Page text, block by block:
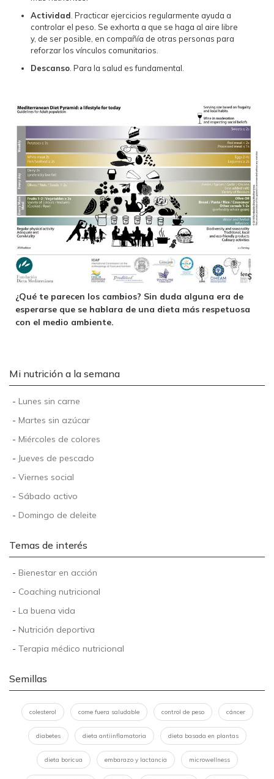
Actividad . Practicar ejercicios regularmente ayuda a
controlar el peso. Se exhorta a que se haga al aire libre
y, de ser posible, en compañía de otras personas para
reforzar los vínculos comunitarios.
Descanso . Para la salud es fundamental.
¿Qué te parecen los cambios? Sin duda alguna era de
esperarse que se hablara de una dieta más respetuosa
con el medio ambiente.
Mi nutrición a la semana
- Lunes sin carne
- Martes sin azúcar
- Miércoles de colores
- Jueves de pescado
- Viernes social
- Sábado activo
- Domingo de deleite
Temas de interés
- Bienestar en acción
- Coaching nutricional
- La buena vida
- Nutrición deportiva
- Terapia médico nutricional
Semillas
colesterol come fuera saludable control de peso cáncer
diabetes dieta antiinflamatoria dieta basada en plantas
dieta boricua embarazo y lactancia microwellness